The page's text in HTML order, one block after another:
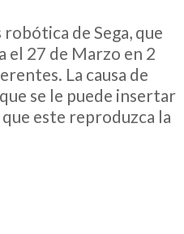
robótica de Sega, que
el 27 de Marzo en 2
La causa de
se le puede insertar
este reproduzca la